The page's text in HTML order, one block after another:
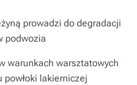
prowadzi do degradacji
podwozia
warunkach warsztatowych
lakierniczej